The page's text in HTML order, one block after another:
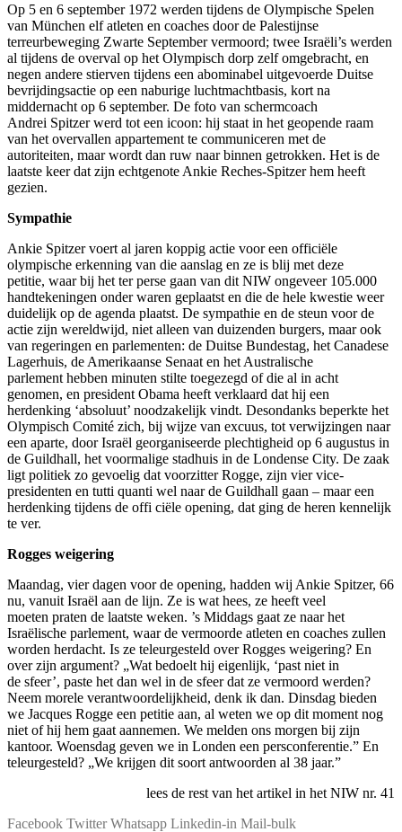
Op 5 en 6 september 1972 werden tijdens de Olympische Spelen
van München elf atleten en coaches door de Palestijnse
terreurbeweging Zwarte September vermoord; twee Israëli’s werden
al tijdens de overval op het Olympisch dorp zelf omgebracht, en
negen andere stierven tijdens een abominabel uitgevoerde Duitse
bevrijdingsactie op een naburige luchtmachtbasis, kort na
middernacht op 6 september. De foto van schermcoach
Andrei Spitzer werd tot een icoon: hij staat in het geopende raam
van het overvallen appartement te communiceren met de
autoriteiten, maar wordt dan ruw naar binnen getrokken. Het is de
laatste keer dat zijn echtgenote Ankie Reches-Spitzer hem heeft
gezien.
Sympathie
Ankie Spitzer voert al jaren koppig actie voor een officiële
olympische erkenning van die aanslag en ze is blij met deze
petitie, waar bij het ter perse gaan van dit NIW ongeveer 105.000
handtekeningen onder waren geplaatst en die de hele kwestie weer
duidelijk op de agenda plaatst. De sympathie en de steun voor de
actie zijn wereldwijd, niet alleen van duizenden burgers, maar ook
van regeringen en parlementen: de Duitse Bundestag, het Canadese
Lagerhuis, de Amerikaanse Senaat en het Australische
parlement hebben minuten stilte toegezegd of die al in acht
genomen, en president Obama heeft verklaard dat hij een
herdenking ‘absoluut’ noodzakelijk vindt. Desondanks beperkte het
Olympisch Comité zich, bij wijze van excuus, tot verwijzingen naar
een aparte, door Israël georganiseerde plechtigheid op 6 augustus in
de Guildhall, het voormalige stadhuis in de Londense City. De zaak
ligt politiek zo gevoelig dat voorzitter Rogge, zijn vier vice-
presidenten en tutti quanti wel naar de Guildhall gaan – maar een
herdenking tijdens de offi ciële opening, dat ging de heren kennelijk
te ver.
Rogges weigering
Maandag, vier dagen voor de opening, hadden wij Ankie Spitzer, 66
nu, vanuit Israël aan de lijn. Ze is wat hees, ze heeft veel
moeten praten de laatste weken. ’s Middags gaat ze naar het
Israëlische parlement, waar de vermoorde atleten en coaches zullen
worden herdacht. Is ze teleurgesteld over Rogges weigering? En
over zijn argument? „Wat bedoelt hij eigenlijk, ‘past niet in
de sfeer’, paste het dan wel in de sfeer dat ze vermoord werden?
Neem morele verantwoordelijkheid, denk ik dan. Dinsdag bieden
we Jacques Rogge een petitie aan, al weten we op dit moment nog
niet of hij hem gaat aannemen. We melden ons morgen bij zijn
kantoor. Woensdag geven we in Londen een persconferentie.” En
teleurgesteld? „We krijgen dit soort antwoorden al 38 jaar.”
lees de rest van het artikel in het NIW nr. 41
Facebook Twitter Whatsapp Linkedin-in Mail-bulk